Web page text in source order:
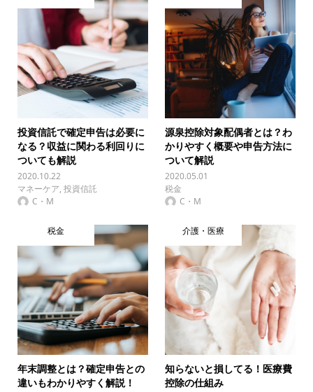
投資信託で確定申告は必要に
なる？収益に関わる利回りに
ついても解説
2020.10.22
マネーケア, 投資信託
C・M
源泉控除対象配偶者とは？わ
かりやすく概要や申告方法に
ついて解説
2020.05.01
税金
C・M
税金
年末調整とは？確定申告との
違いもわかりやすく解説！
介護・医療
知らないと損してる！医療費
控除の仕組み